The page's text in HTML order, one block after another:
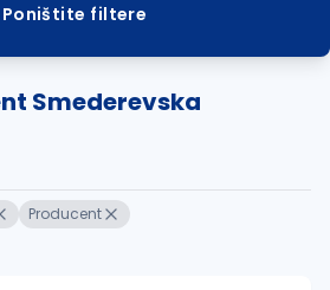
Poništite filtere
Smederevska
Producent